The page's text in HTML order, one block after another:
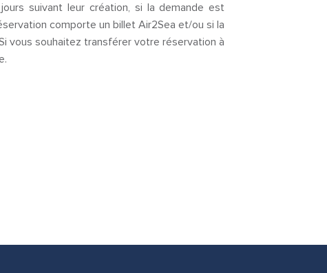
suivant leur création, si la demande est
comporte un billet Air2Sea et/ou si la
vous souhaitez transférer votre réservation à